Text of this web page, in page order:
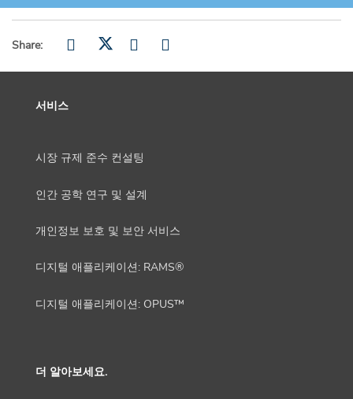
Share:
서비스
시장 규제 준수 컨설팅
인간 공학 연구 및 설계
개인정보 보호 및 보안 서비스
디지털 애플리케이션: RAMS®
디지털 애플리케이션: OPUS™
더 알아보세요.